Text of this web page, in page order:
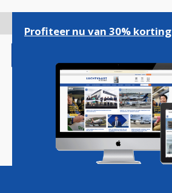
gaan
Magazine Podcasts
Profiteer nu van 30% korting